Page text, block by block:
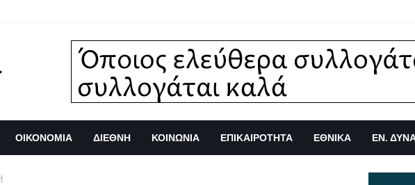
ΟΙΚΟΝΟΜΙΑ ΔΙΕΘΝΗ ΚΟΙΝΩΝΙΑ ΕΠΙΚΑΙΡΟΤΗΤΑ ΕΘΝΙΚΑ ΕΝ.